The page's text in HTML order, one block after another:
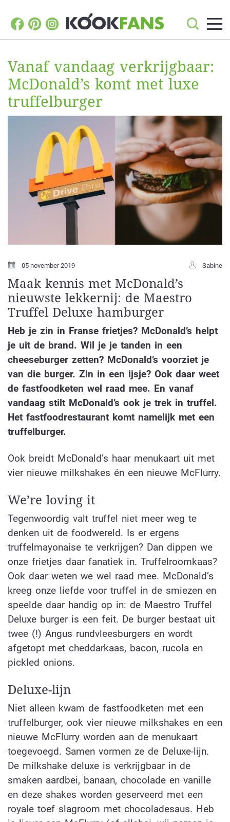
Vanaf vandaag verkrijgbaar:
McDonald’s komt met luxe
truffelburger
05 november 2019 Sabine
Maak kennis met McDonald’s
nieuwste lekkernij: de Maestro
Truffel Deluxe hamburger
Heb je zin in Franse frietjes? McDonald’s helpt
je uit de brand. Wil je je tanden in een
cheeseburger zetten? McDonald’s voorziet je
van die burger. Zin in een ijsje? Ook daar weet
de fastfoodketen wel raad mee. En vanaf
vandaag stilt McDonald’s ook je trek in truffel.
Het fastfoodrestaurant komt namelijk met een
truffelburger.
Ook breidt McDonald’s haar menukaart uit met
vier nieuwe milkshakes én een nieuwe McFlurry.
We’re loving it
Tegenwoordig valt truffel niet meer weg te
denken uit de foodwereld. Is er ergens
truffelmayonaise te verkrijgen? Dan dippen we
onze frietjes daar fanatiek in. Truffelroomkaas?
Ook daar weten we wel raad mee. McDonald’s
kreeg onze liefde voor truffel in de smiezen en
speelde daar handig op in: de Maestro Truffel
Deluxe burger is een feit. De burger bestaat uit
twee (!) Angus rundvleesburgers en wordt
afgetopt met cheddarkaas, bacon, rucola en
pickled onions.
Deluxe-lijn
Niet alleen kwam de fastfoodketen met een
truffelburger, ook vier nieuwe milkshakes en een
nieuwe McFlurry worden aan de menukaart
toegevoegd. Samen vormen ze de Deluxe-lijn.
De milkshake deluxe is verkrijgbaar in de
smaken aardbei, banaan, chocolade en vanille
en deze shakes worden geserveerd met een
royale toef slagroom met chocoladesaus. Heb